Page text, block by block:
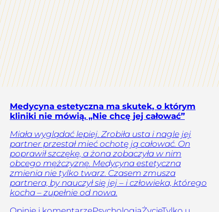
Medycyna estetyczna ma skutek, o którym
kliniki nie mówią. „Nie chcę jej całować”
Miała wyglądać lepiej. Zrobiła usta i nagle jej
partner przestał mieć ochotę ją całować. On
poprawił szczękę, a żona zobaczyła w nim
obcego mężczyznę. Medycyna estetyczna
zmienia nie tylko twarz. Czasem zmusza
partnera, by nauczył się jej – i człowieka, którego
kocha – zupełnie od nowa.